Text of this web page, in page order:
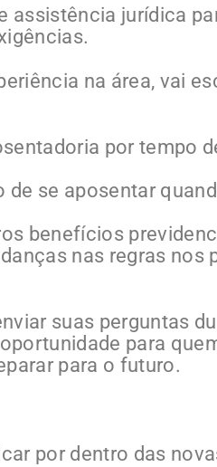
assistência jurídica
na área, vai
por tempo
de se aposentar
benefícios
nas regras nos
suas perguntas
para
para o futuro.
por dentro das